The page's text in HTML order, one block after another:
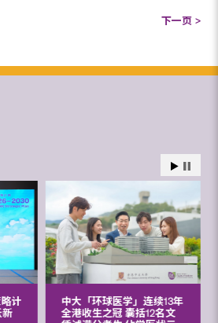
下一页 >
计
新
中大「环球医学」连续13年
全港收生之冠 囊括12名文